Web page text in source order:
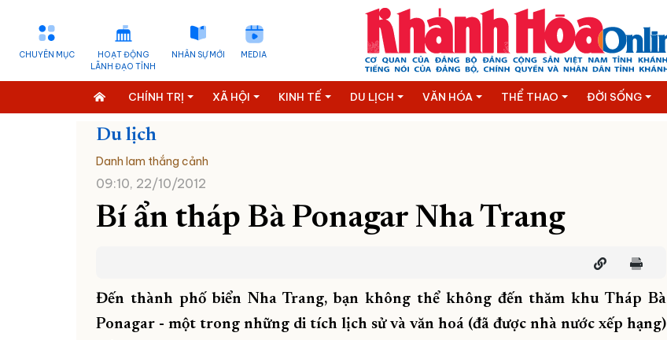
CHUYÊN MỤC
HOẠT ĐỘNG
LÃNH ĐẠO TỈNH
NHÂN SỰ MỚI MEDIA
CHÍNH TRỊ XÃ HỘI KINH TẾ DU LỊCH VĂN HÓA THỂ THAO ĐỜI SỐNG
Du lịch
Danh lam thắng cảnh
09:10, 22/10/2012
Bí ẩn tháp Bà Ponagar Nha Trang
Đến thành phố biển Nha Trang, bạn không thể không đến thăm khu Tháp Bà
Ponagar - một trong những di tích lịch sử và văn hoá (đã được nhà nước xếp hạng)